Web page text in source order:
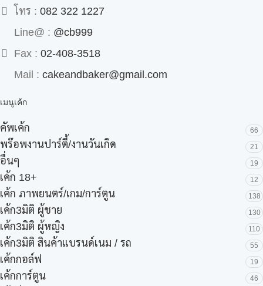
โทร : 082 322 1227
Line@ : @cb999
Fax : 02-408-3518
Mail : cakeandbaker@gmail.com
เมนูเค้ก
คัพเค้ก 66
พร๊อพงานปาร์ตี้/งานวันเกิด 21
อื่นๆ 19
เค้ก 18+ 12
เค้ก ภาพยนตร์/เกม/การ์ตูน 138
เค้ก3มิติ ผู้ชาย 130
เค้ก3มิติ ผู้หญิง 110
เค้ก3มิติ สินค้าแบรนด์เนม / รถ 55
เค้กกอล์ฟ 19
เค้กการ์ตูน 46